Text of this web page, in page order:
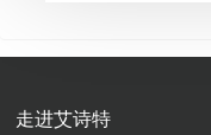
走进艾诗特